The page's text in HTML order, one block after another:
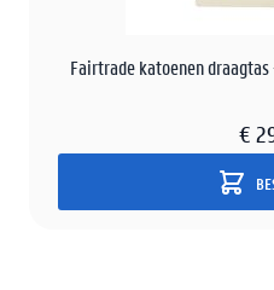
Fairtrade katoenen draagtas
€